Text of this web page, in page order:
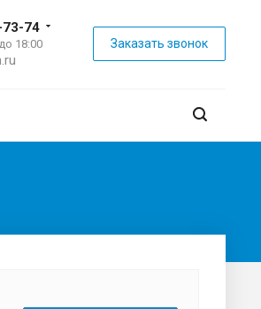
74
18:00 Заказать звонок